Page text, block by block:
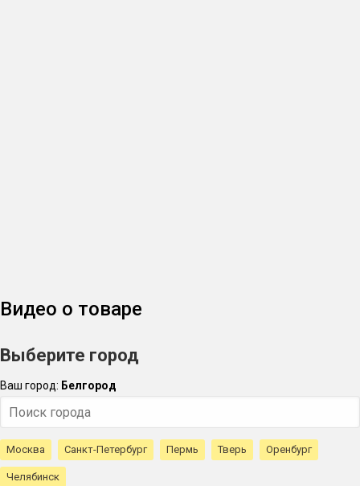
Видео о товаре
Выберите город
Ваш город: Белгород
Москва Санкт-Петербург Пермь Тверь Оренбург
Челябинск